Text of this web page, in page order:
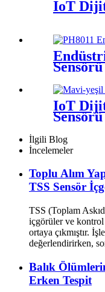
IoT
Sensörü
IoT
İlgili Blog
İncelemeler
Toplu Alım
TSS Sensör
TSS (Toplam
içgörüler ve
ortaya çıkmıştır.
değerlendirirken,
Balık
Erken Tespit